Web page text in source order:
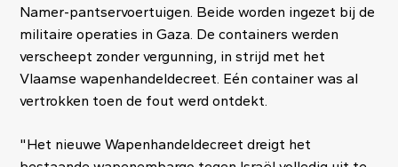
Namer-pantservoertuigen. Beide worden ingezet bij de
militaire operaties in Gaza. De containers werden
verscheept zonder vergunning, in strijd met het
Vlaamse wapenhandeldecreet. Eén container was al
vertrokken toen de fout werd ontdekt.
"Het nieuwe Wapenhandeldecreet dreigt het